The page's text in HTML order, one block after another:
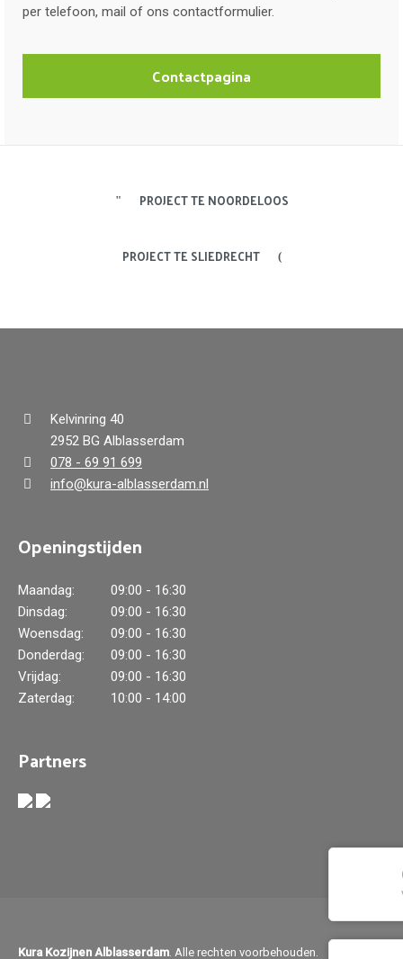
per telefoon, mail of ons contactformulier.
Contactpagina
PROJECT TE NOORDELOOS
PROJECT TE SLIEDRECHT
Kelvinring 40
2952 BG Alblasserdam
078 - 69 91 699
info@kura-alblasserdam.nl
Openingstijden
Maandag:
09:00 - 16:30
Dinsdag:
09:00 - 16:30
Woensdag:
09:00 - 16:30
Donderdag:
09:00 - 16:30
Vrijdag:
09:00 - 16:30
Zaterdag:
10:00 - 14:00
Partners
Kura Kozijnen Alblasserdam. Alle rechten voorbehouden.